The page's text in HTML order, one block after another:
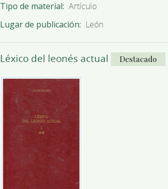
Tipo de material Artículo
Lugar de publicación
León
Léxico del leonés actual Destacado